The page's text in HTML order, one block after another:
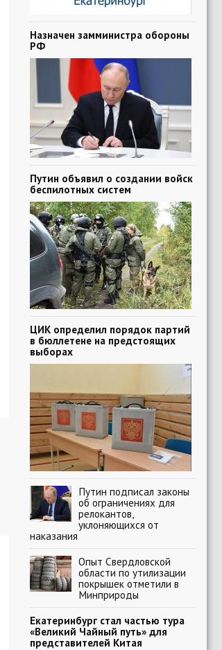
Назначен замминистра обороны
РФ
Путин объявил о создании войск
беспилотных систем
ЦИК определил порядок партий
в бюллетене на предстоящих
выборах
Путин подписал законы
об ограничениях для
релокантов,
уклоняющихся от
наказания
Опыт Свердловской
области по утилизации
покрышек отметили в
Минприроды
Екатеринбург стал частью тура
«Великий Чайный путь» для
представителей Китая